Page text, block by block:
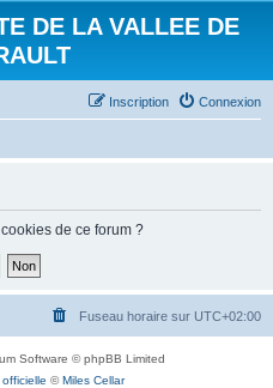
DE LA VALLEE DE
Connexion
Inscription
de ce forum ?
Fuseau horaire sur UTC+02:00
Software © phpBB Limited
©Miles Cellar